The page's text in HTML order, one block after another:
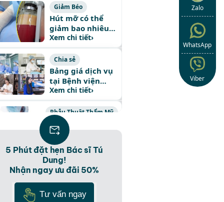
Baby Face
Giảm Béo
Hút mỡ có thể
giảm bao nhiêu
kg cân nặng
Xem chi tiết›
Chia sẻ
Bảng giá dịch vụ
tại Bệnh viện
Thẩm mỹ Hàn
Xem chi tiết›
Phẫu Thuật Thẩm Mỹ
Chi phí phẫu thuật
chuyển giới nữ
thành nam bao
nhiêu tiền?
Xem chi tiết
Nâng Mũi
Nâng Mũi S Line
Plus – Công nghệ
thẩm mỹ hiện
Xem chi tiết
5 Phút đặt hẹn Bác sĩ Tú
Dung!
Nhận ngay ưu đãi 50%
Tư vấn ngay
Zalo
WhatsApp
Viber